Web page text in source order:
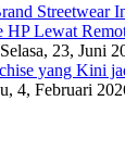
Streetwear
Lewat
Selasa, 23, Juni
yang Kini
4, Februari